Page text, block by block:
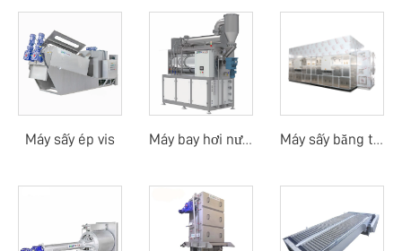
Máy sấy ép vis Máy bay hơi nước thải Máy sấy băng tải nhiệt độ thấp bằng bơm nhiệt